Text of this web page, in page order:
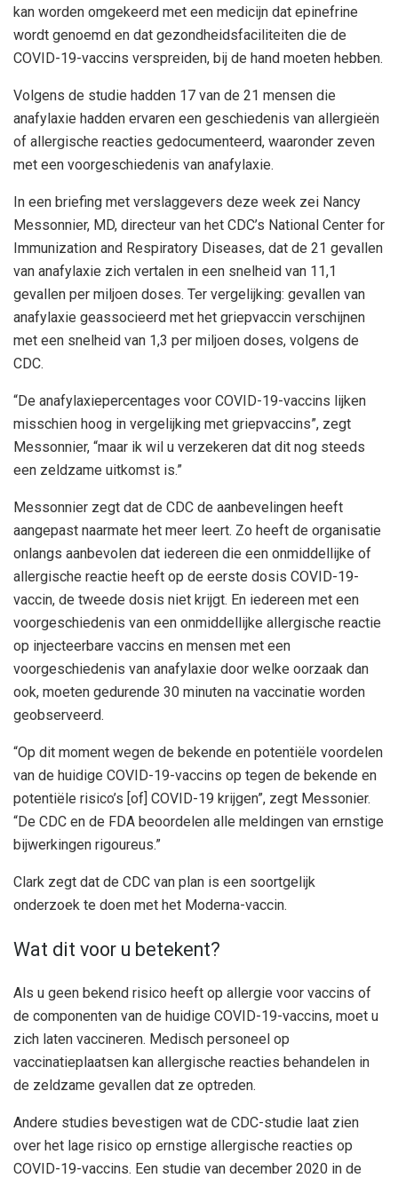
kan worden omgekeerd met een medicijn dat epinefrine
wordt genoemd en dat gezondheidsfaciliteiten die de
COVID-19-vaccins verspreiden, bij de hand moeten hebben.
Volgens de studie hadden 17 van de 21 mensen die
anafylaxie hadden ervaren een geschiedenis van allergieën
of allergische reacties gedocumenteerd, waaronder zeven
met een voorgeschiedenis van anafylaxie.
In een briefing met verslaggevers deze week zei Nancy
Messonnier, MD, directeur van het CDC’s National Center for
Immunization and Respiratory Diseases, dat de 21 gevallen
van anafylaxie zich vertalen in een snelheid van 11,1
gevallen per miljoen doses. Ter vergelijking: gevallen van
anafylaxie geassocieerd met het griepvaccin verschijnen
met een snelheid van 1,3 per miljoen doses, volgens de
CDC.
“De anafylaxiepercentages voor COVID-19-vaccins lijken
misschien hoog in vergelijking met griepvaccins”, zegt
Messonnier, “maar ik wil u verzekeren dat dit nog steeds
een zeldzame uitkomst is.”
Messonnier zegt dat de CDC de aanbevelingen heeft
aangepast naarmate het meer leert. Zo heeft de organisatie
onlangs aanbevolen dat iedereen die een onmiddellijke of
allergische reactie heeft op de eerste dosis COVID-19-
vaccin, de tweede dosis niet krijgt. En iedereen met een
voorgeschiedenis van een onmiddellijke allergische reactie
op injecteerbare vaccins en mensen met een
voorgeschiedenis van anafylaxie door welke oorzaak dan
ook, moeten gedurende 30 minuten na vaccinatie worden
geobserveerd.
“Op dit moment wegen de bekende en potentiële voordelen
van de huidige COVID-19-vaccins op tegen de bekende en
potentiële risico’s [of] COVID-19 krijgen”, zegt Messonier.
“De CDC en de FDA beoordelen alle meldingen van ernstige
bijwerkingen rigoureus.”
Clark zegt dat de CDC van plan is een soortgelijk
onderzoek te doen met het Moderna-vaccin.
Wat dit voor u betekent?
Als u geen bekend risico heeft op allergie voor vaccins of
de componenten van de huidige COVID-19-vaccins, moet u
zich laten vaccineren. Medisch personeel op
vaccinatieplaatsen kan allergische reacties behandelen in
de zeldzame gevallen dat ze optreden.
Andere studies bevestigen wat de CDC-studie laat zien
over het lage risico op ernstige allergische reacties op
COVID-19-vaccins. Een studie van december 2020 in de